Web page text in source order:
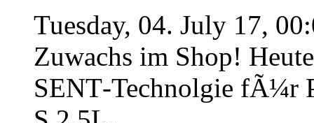
Tuesday, 04. July 17,
Zuwachs im Shop!
SENT‐Technolgie fÃ¼r